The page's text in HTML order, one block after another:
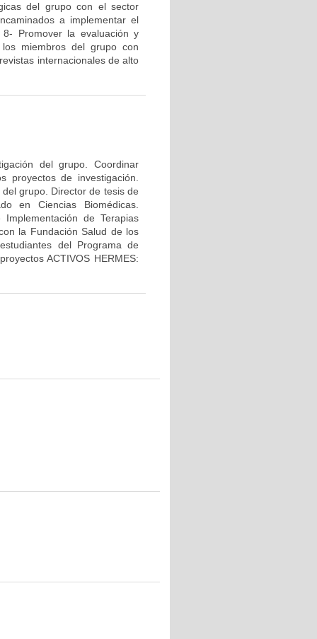
del grupo con el sector
a implementar el
Promover la evaluación y
miembros del grupo con
internacionales de alto
del grupo. Coordinar
proyectos de investigación.
grupo. Director de tesis de
en Ciencias Biomédicas.
de Terapias
la Fundación Salud de los
del Programa de
ACTIVOS HERMES: